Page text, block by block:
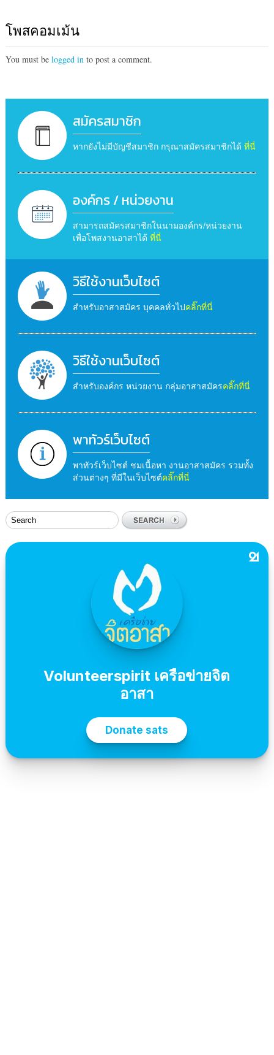
โพสคอมเม้น
You must be logged into post a comment.
สมัครสมาชิก
หากยังไม่มีบัญชีสมาชิก กรุณาสมัครสมาชิกได้ ที่นี่
องค์กร / หน่วยงาน
สามารถสมัครสมาชิกในนามองค์กร/หน่วยงาน
เพื่อโพสงานอาสาได้ ที่นี่
วิธีใช้งานเว็บไซต์
สำหรับอาสาสมัคร บุคคลทั่วไปคลิ๊กที่นี่
วิธีใช้งานเว็บไซต์
สำหรับองค์กร หน่วยงาน กลุ่มอาสาสมัครคลิ๊กที่นี่
พาทัวร์เว็บไซต์
พาทัวร์เว็บไซต์ ชมเนื้อหา งานอาสาสมัคร รวมทั้ง
ส่วนต่างๆ ที่มีในเว็บไซต์คลิ๊กที่นี่